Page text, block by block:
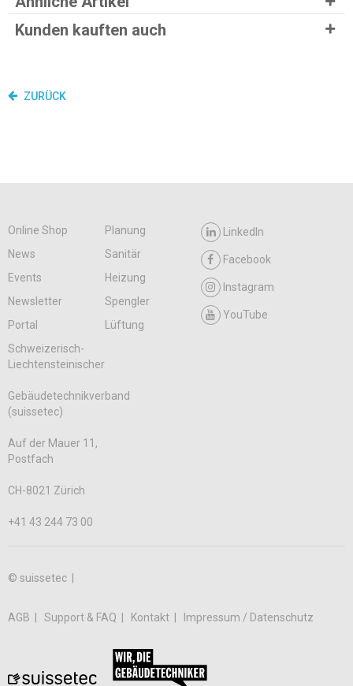
Kunden kauften auch
ZURÜCK
Online Shop
Planung
News
Sanitär
Events
Heizung
Newsletter
Spengler
Portal
Lüftung
LinkedIn
Facebook
Instagram
YouTube
Schweizerisch-
Liechtensteinischer
Gebäudetechnikverband
(suissetec)
Auf der Mauer 11,
Postfach
CH-8021 Zürich
+41 43 244 73 00
© suissetec |
AGB Support & FAQ Kontakt Impressum / Datenschutz